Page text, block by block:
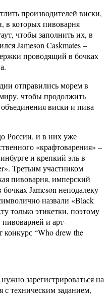
производителей виски,
в которых пивоварня
чтобы заполнить их, в
Jameson Caskmates –
проводящий в бочках
отправились морем в
чтобы продолжить
виски и пива
России, и в них уже
«крафтоварения» –
и крепкий эль в
Третьим участником
пивоварня, имперский
Jameson неподалеку
назвали «Black
только этикетки, поэтому
пивоварней и арт-
“Who drew the
зарегистрироваться на
с техническим заданием,